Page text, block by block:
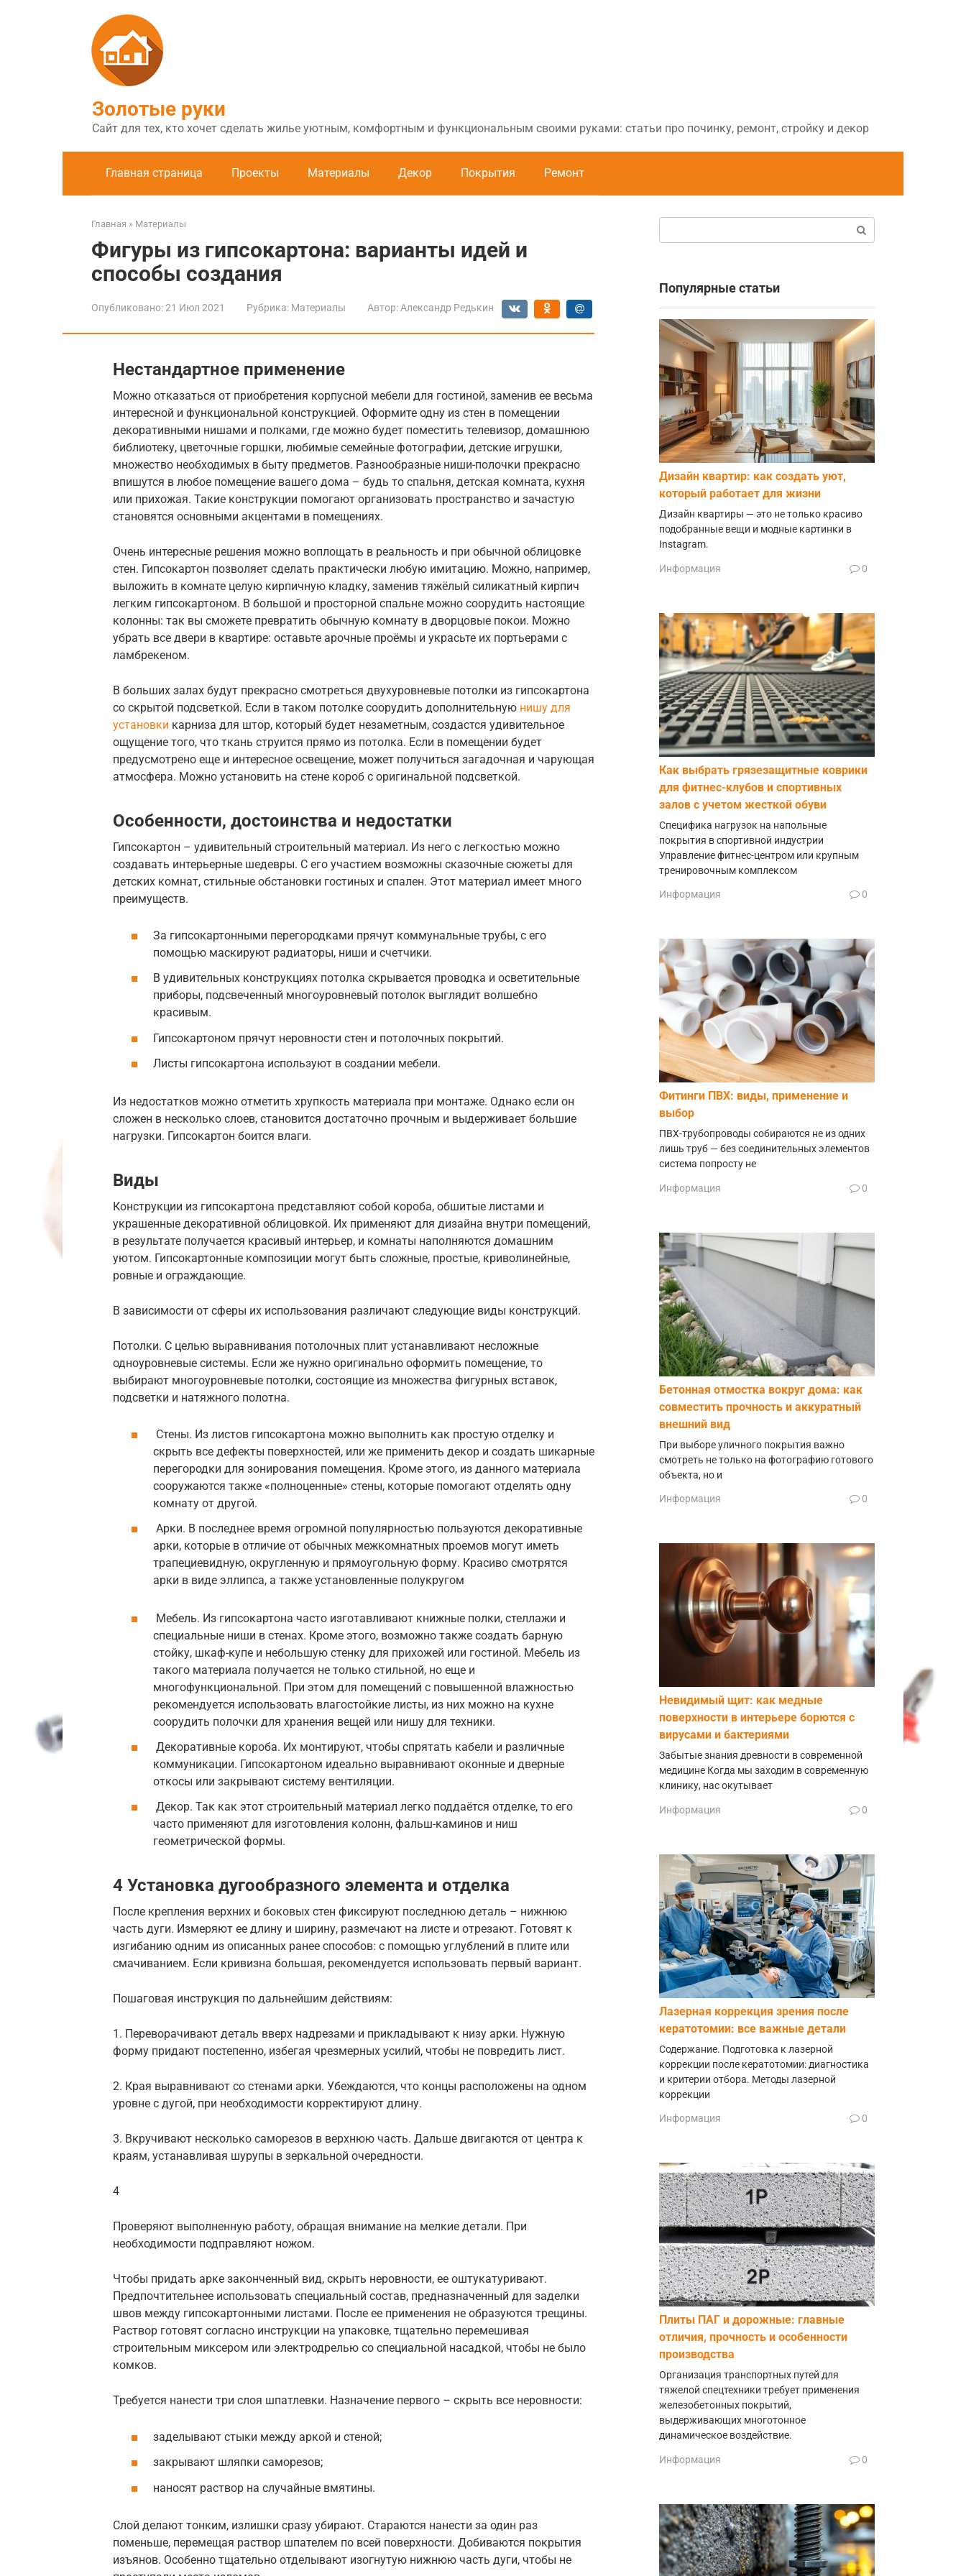
Золотые руки
Сайт для тех, кто хочет сделать жилье уютным, комфортным и функциональным своими руками: статьи про починку, ремонт, стройку и декор
Главная страница Проекты Материалы Декор Покрытия Ремонт
Главная » Материалы
Фигуры из гипсокартона: варианты идей и
способы создания
Опубликовано:21 Июл 2021 Рубрика: Материалы Автор: Александр Редькин
Нестандартное применение
Можно отказаться от приобретения корпусной мебели для гостиной, заменив ее весьма
интересной и функциональной конструкцией. Оформите одну из стен в помещении
декоративными нишами и полками, где можно будет поместить телевизор, домашнюю
библиотеку, цветочные горшки, любимые семейные фотографии, детские игрушки,
множество необходимых в быту предметов. Разнообразные ниши-полочки прекрасно
впишутся в любое помещение вашего дома – будь то спальня, детская комната, кухня
или прихожая. Такие конструкции помогают организовать пространство и зачастую
становятся основными акцентами в помещениях.
Очень интересные решения можно воплощать в реальность и при обычной облицовке
стен. Гипсокартон позволяет сделать практически любую имитацию. Можно, например,
выложить в комнате целую кирпичную кладку, заменив тяжёлый силикатный кирпич
легким гипсокартоном. В большой и просторной спальне можно соорудить настоящие
колонны: так вы сможете превратить обычную комнату в дворцовые покои. Можно
убрать все двери в квартире: оставьте арочные проёмы и украсьте их портьерами с
ламбрекеном.
В больших залах будут прекрасно смотреться двухуровневые потолки из гипсокартона
со скрытой подсветкой. Если в таком потолке соорудить дополнительную нишу для
установки карниза для штор, который будет незаметным, создастся удивительное
ощущение того, что ткань струится прямо из потолка. Если в помещении будет
предусмотрено еще и интересное освещение, может получиться загадочная и чарующая
атмосфера. Можно установить на стене короб с оригинальной подсветкой.
Особенности, достоинства и недостатки
Гипсокартон – удивительный строительный материал. Из него с легкостью можно
создавать интерьерные шедевры. С его участием возможны сказочные сюжеты для
детских комнат, стильные обстановки гостиных и спален. Этот материал имеет много
преимуществ.
За гипсокартонными перегородками прячут коммунальные трубы, с его
помощью маскируют радиаторы, ниши и счетчики.
В удивительных конструкциях потолка скрывается проводка и осветительные
приборы, подсвеченный многоуровневый потолок выглядит волшебно
красивым.
Гипсокартоном прячут неровности стен и потолочных покрытий.
Листы гипсокартона используют в создании мебели.
Из недостатков можно отметить хрупкость материала при монтаже. Однако если он
сложен в несколько слоев, становится достаточно прочным и выдерживает большие
нагрузки. Гипсокартон боится влаги.
Виды
Конструкции из гипсокартона представляют собой короба, обшитые листами и
украшенные декоративной облицовкой. Их применяют для дизайна внутри помещений,
в результате получается красивый интерьер, и комнаты наполняются домашним
уютом. Гипсокартонные композиции могут быть сложные, простые, криволинейные,
ровные и ограждающие.
В зависимости от сферы их использования различают следующие виды конструкций.
Потолки. С целью выравнивания потолочных плит устанавливают несложные
одноуровневые системы. Если же нужно оригинально оформить помещение, то
выбирают многоуровневые потолки, состоящие из множества фигурных вставок,
подсветки и натяжного полотна.
Стены. Из листов гипсокартона можно выполнить как простую отделку и
скрыть все дефекты поверхностей, или же применить декор и создать шикарные
перегородки для зонирования помещения. Кроме этого, из данного материала
сооружаются также «полноценные» стены, которые помогают отделять одну
комнату от другой.
Арки. В последнее время огромной популярностью пользуются декоративные
арки, которые в отличие от обычных межкомнатных проемов могут иметь
трапециевидную, округленную и прямоугольную форму. Красиво смотрятся
арки в виде эллипса, а также установленные полукругом
Мебель. Из гипсокартона часто изготавливают книжные полки, стеллажи и
специальные ниши в стенах. Кроме этого, возможно также создать барную
стойку, шкаф-купе и небольшую стенку для прихожей или гостиной. Мебель из
такого материала получается не только стильной, но еще и
многофункциональной. При этом для помещений с повышенной влажностью
рекомендуется использовать влагостойкие листы, из них можно на кухне
соорудить полочки для хранения вещей или нишу для техники.
Декоративные короба. Их монтируют, чтобы спрятать кабели и различные
коммуникации. Гипсокартоном идеально выравнивают оконные и дверные
откосы или закрывают систему вентиляции.
Декор. Так как этот строительный материал легко поддаётся отделке, то его
часто применяют для изготовления колонн, фальш-каминов и ниш
геометрической формы.
4 Установка дугообразного элемента и отделка
После крепления верхних и боковых стен фиксируют последнюю деталь – нижнюю
часть дуги. Измеряют ее длину и ширину, размечают на листе и отрезают. Готовят к
изгибанию одним из описанных ранее способов: с помощью углублений в плите или
смачиванием. Если кривизна большая, рекомендуется использовать первый вариант.
Пошаговая инструкция по дальнейшим действиям:
1. Переворачивают деталь вверх надрезами и прикладывают к низу арки. Нужную
форму придают постепенно, избегая чрезмерных усилий, чтобы не повредить лист.
2. Края выравнивают со стенами арки. Убеждаются, что концы расположены на одном
уровне с дугой, при необходимости корректируют длину.
3. Вкручивают несколько саморезов в верхнюю часть. Дальше двигаются от центра к
краям, устанавливая шурупы в зеркальной очередности.
4
Проверяют выполненную работу, обращая внимание на мелкие детали. При
необходимости подправляют ножом.
Чтобы придать арке законченный вид, скрыть неровности, ее оштукатуривают.
Предпочтительнее использовать специальный состав, предназначенный для заделки
швов между гипсокартонными листами. После ее применения не образуются трещины.
Раствор готовят согласно инструкции на упаковке, тщательно перемешивая
строительным миксером или электродрелью со специальной насадкой, чтобы не было
комков.
Требуется нанести три слоя шпатлевки. Назначение первого – скрыть все неровности:
заделывают стыки между аркой и стеной;
закрывают шляпки саморезов;
наносят раствор на случайные вмятины.
Слой делают тонким, излишки сразу убирают. Стараются нанести за один раз
поменьше, перемещая раствор шпателем по всей поверхности. Добиваются покрытия
изъянов. Особенно тщательно отделывают изогнутую нижнюю часть дуги, чтобы не
Популярные статьи
Дизайн квартир: как создать уют,
который работает для жизни
Дизайн квартиры — это не только красиво
подобранные вещи и модные картинки в
Instagram.
Информация 0
Как выбрать грязезащитные коврики
для фитнес-клубов и спортивных
залов с учетом жесткой обуви
Специфика нагрузок на напольные
покрытия в спортивной индустрии
Управление фитнес-центром или крупным
тренировочным комплексом
Информация 0
Фитинги ПВХ: виды, применение и
выбор
ПВХ-трубопроводы собираются не из одних
лишь труб — без соединительных элементов
система попросту не
Информация 0
Бетонная отмостка вокруг дома: как
совместить прочность и аккуратный
внешний вид
При выборе уличного покрытия важно
смотреть не только на фотографию готового
объекта, но и
Информация 0
Невидимый щит: как медные
поверхности в интерьере борются с
вирусами и бактериями
Забытые знания древности в современной
медицине Когда мы заходим в современную
клинику, нас окутывает
Информация 0
Лазерная коррекция зрения после
кератотомии: все важные детали
Содержание. Подготовка к лазерной
коррекции после кератотомии: диагностика
и критерии отбора. Методы лазерной
коррекции
Информация 0
Плиты ПАГ и дорожные: главные
отличия, прочность и особенности
производства
Организация транспортных путей для
тяжелой спецтехники требует применения
железобетонных покрытий,
выдерживающих многотонное
динамическое воздействие.
Информация 0